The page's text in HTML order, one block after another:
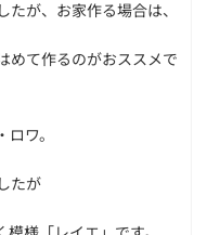
が、お家作る場合は、
めて作るのがおススメで
ワ。
たが